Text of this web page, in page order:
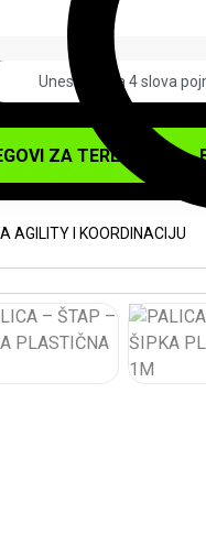
ZA TERETANU
AGILITY I KOORDINACIJU